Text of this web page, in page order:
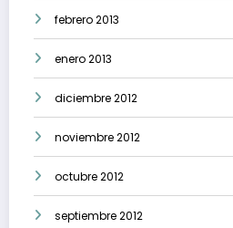
febrero 2013
enero 2013
diciembre 2012
noviembre 2012
octubre 2012
septiembre 2012